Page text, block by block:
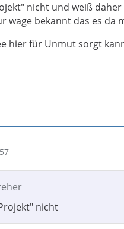
nicht und weiß
wage bekannt das es da
hier für Unmut sorgt
nicht